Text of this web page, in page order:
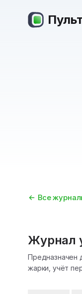
Все
Журнал
Предназначен
жарки, учёт